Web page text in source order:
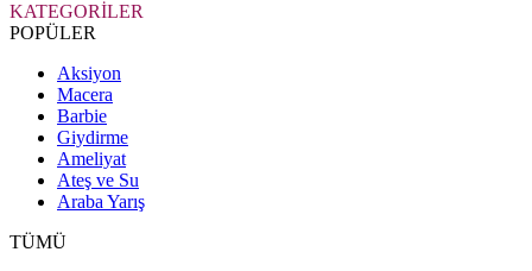
KATEGORİLER
POPÜLER
Aksiyon
Macera
Barbie
Giydirme
Ameliyat
Ateş ve Su
Araba Yarış
TÜMÜ